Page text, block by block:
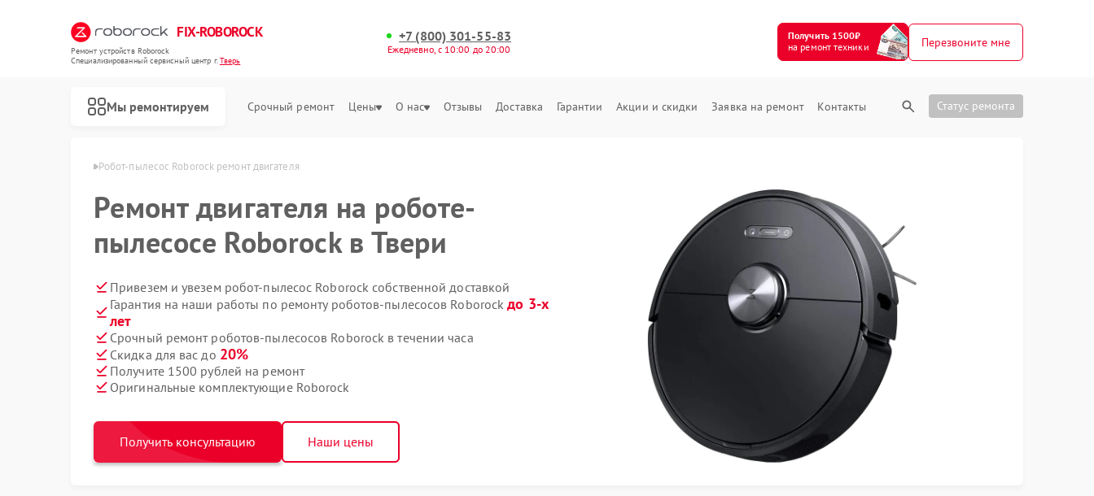
FIX-ROBOROCK
Ремонт устройств Roborock
Специализированный cервисный центр г.Тверь
+7 (800) 301-55-83
Ежедневно, с 10:00 до 20:00
Получить 1500₽
на ремонт техники
Перезвоните мне
Мы ремонтируем Срочный ремонт Цены О нас Отзывы Доставка Гарантии Акции и скидки Заявка на ремонт Контакты Статус ремонта
Робот-пылесос Roborock ремонт двигателя
Ремонт двигателя на роботе-
пылесосе Roborock в Твери
Привезем и увезем робот-пылесос Roborock собственной доставкой
Гарантия на наши работы по ремонту роботов-пылесосов Roborockдо 3-х
лет
Срочный ремонт роботов-пылесосов Roborock в течении часа
Скидка для вас до 20%
Получите 1500 рублей на ремонт
Оригинальные комплектующие Roborock
Получить консультацию Наши цены